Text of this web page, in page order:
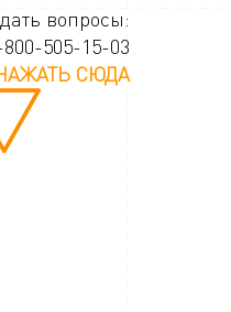
вопросы:
505-15-03
СЮДА